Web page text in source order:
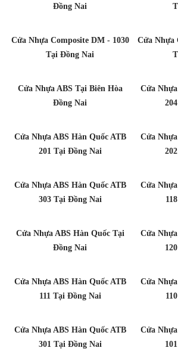
Đồng Nai
Cửa Nhựa Composite DM - 1030
Tại Đồng Nai
Cửa Nhựa
Cửa Nhựa ABS Tại Biên Hòa
Đồng Nai
Cửa
Cửa Nhựa ABS Hàn Quốc ATB
201 Tại Đồng Nai
Cửa
Cửa Nhựa ABS Hàn Quốc ATB
303 Tại Đồng Nai
Cửa
Cửa Nhựa ABS Hàn Quốc Tại
Đồng Nai
Cửa
Cửa Nhựa ABS Hàn Quốc ATB
111 Tại Đồng Nai
Cửa
Cửa Nhựa ABS Hàn Quốc ATB
301 Tại Đồng Nai
Cửa